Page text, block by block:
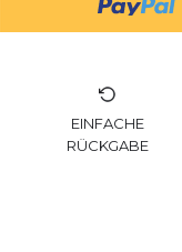
EINFACHE
RÜCKGABE